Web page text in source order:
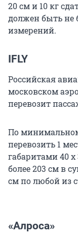
20 см и 10 кг
должен быть не
измерений.
IFLY
Российская
московском
перевозит
По
перевозить 1
габаритами 40 х
более 203 см в
см по любой из
«Алроса»